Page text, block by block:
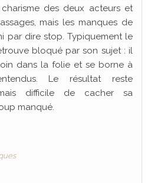
des deux acteurs et
mais les manques de
par dire stop. Typiquement le
bloqué par son sujet : il
dans la folie et se borne à
Le résultat reste
difficile de cacher sa
manqué.